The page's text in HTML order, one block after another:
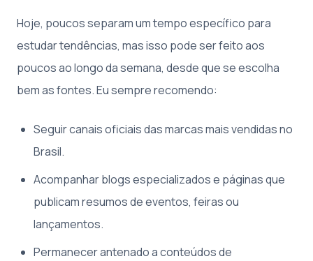
Hoje, poucos separam um tempo específico para
estudar tendências, mas isso pode ser feito aos
poucos ao longo da semana, desde que se escolha
bem as fontes. Eu sempre recomendo:
Seguir canais oficiais das marcas mais vendidas no
Brasil.
Acompanhar blogs especializados e páginas que
publicam resumos de eventos, feiras ou
lançamentos.
Permanecer antenado a conteúdos de